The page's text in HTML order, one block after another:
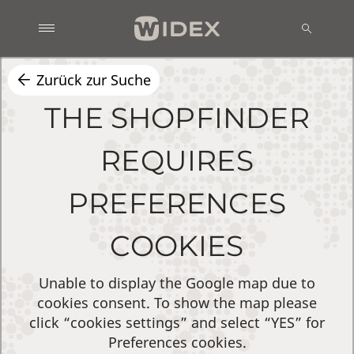
Zurück zur Suche
THE SHOPFINDER
REQUIRES
PREFERENCES
COOKIES
Unable to display the Google map due to
cookies consent. To show the map please
click “cookies settings” and select “YES” for
Preferences cookies.